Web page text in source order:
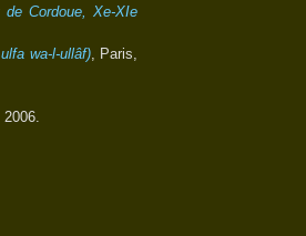
Cordoue, Xe-XIe
wa-l-ullâf), Paris,